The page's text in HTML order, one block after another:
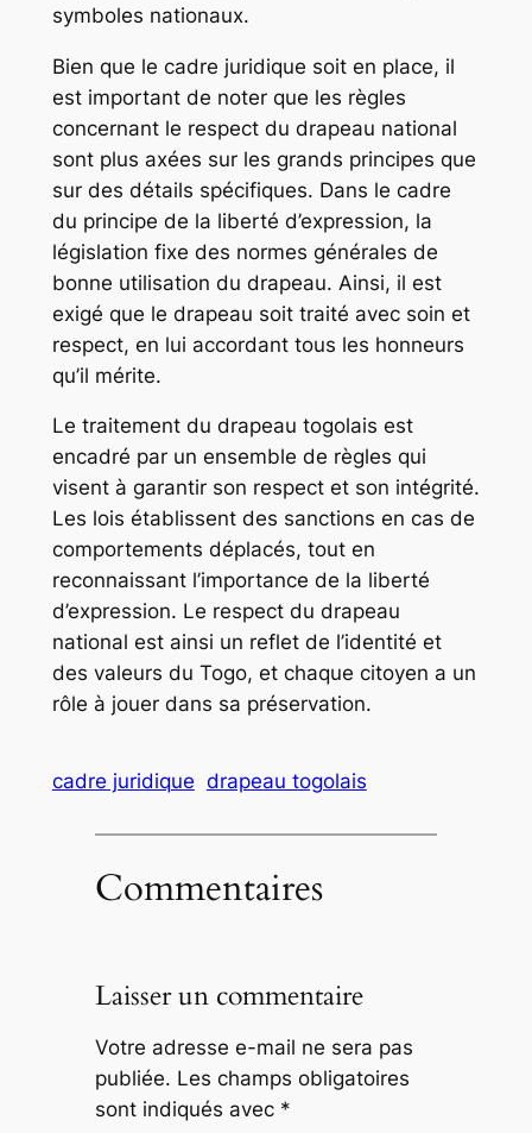
symboles nationaux.
Bien que le cadre juridique soit en place, il
est important de noter que les règles
concernant le respect du drapeau national
sont plus axées sur les grands principes que
sur des détails spécifiques. Dans le cadre
du principe de la liberté d’expression, la
législation fixe des normes générales de
bonne utilisation du drapeau. Ainsi, il est
exigé que le drapeau soit traité avec soin et
respect, en lui accordant tous les honneurs
qu’il mérite.
Le traitement du drapeau togolais est
encadré par un ensemble de règles qui
visent à garantir son respect et son intégrité.
Les lois établissent des sanctions en cas de
comportements déplacés, tout en
reconnaissant l’importance de la liberté
d’expression. Le respect du drapeau
national est ainsi un reflet de l’identité et
des valeurs du Togo, et chaque citoyen a un
rôle à jouer dans sa préservation.
cadre juridique drapeau togolais
Commentaires
Laisser un commentaire
Votre adresse e-mail ne sera pas
publiée. Les champs obligatoires
sont indiqués avec *